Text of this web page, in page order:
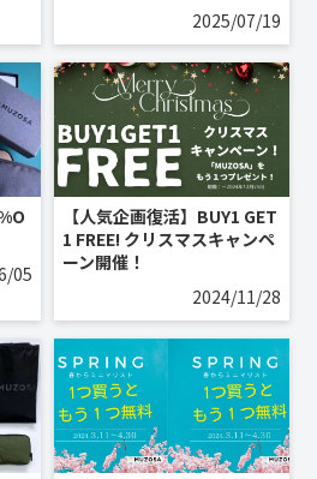
2025/07/19
05
【人気企画復活】BUY1 GET
1 FREE! クリスマスキャンペ
ーン開催！
2024/11/28